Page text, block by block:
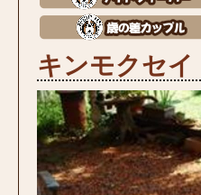
キンモクセイ